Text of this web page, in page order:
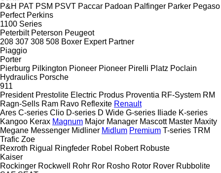
P&H PAT PSM PSVT Paccar Padoan Palfinger Parker Pegaso
Perfect Perkins
1100 Series
Peterbilt Peterson Peugeot
208 307 308 508 Boxer Expert Partner
Piaggio
Porter
Pierburg Pilkington Pioneer Pioneer Pirelli Platz Poclain
Hydraulics Porsche
911
President Prestolite Electric Produs Proventia RF-System RM
Ragn-Sells Ram Ravo Reflexite Renault
Ares C-series Clio D-series D Wide G-series Iliade K-series
Kangoo Kerax Magnum Major Manager Mascott Master Maxity
Megane Messenger Midliner Midlum Premium T-series TRM
Trafic Zoe
Rexroth Rigual Ringfeder Robel Robert Robuste
Kaiser
Rockinger Rockwell Rohr Ror Rosho Rotor Rover Rubbolite